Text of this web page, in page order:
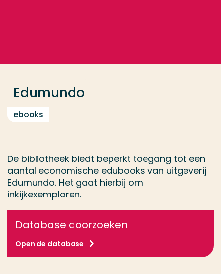
Edumundo
ebooks
De bibliotheek biedt beperkt toegang tot een
aantal economische edubooks van uitgeverij
Edumundo. Het gaat hierbij om
inkijkexemplaren.
Database doorzoeken
Open de database
Opleiding
Contact